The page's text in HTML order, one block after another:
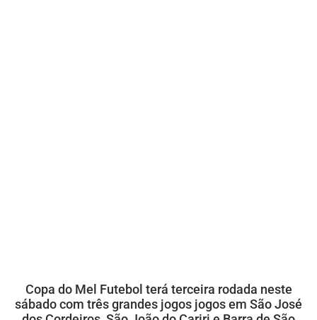
Copa do Mel Futebol terá terceira rodada neste
sábado com três grandes jogos jogos em São José